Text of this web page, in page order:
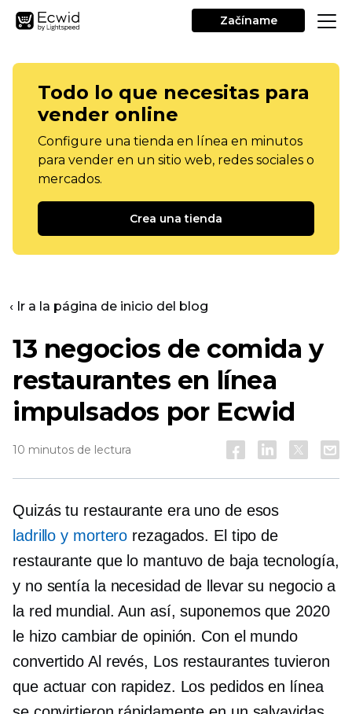
Začíname
Todo lo que necesitas para
vender online
Configure una tienda en línea en minutos
para vender en un sitio web, redes sociales o
mercados.
Crea una tienda
‹ Ir a la página de inicio del blog
13 negocios de comida y
restaurantes en línea
impulsados ​​por Ecwid
10 minutos de lectura
Quizás tu restaurante era uno de esos
ladrillo y mortero rezagados. El tipo de
restaurante que lo mantuvode baja tecnología,
y no sentía la necesidad de llevar su negocio a
la red mundial. Aun así, suponemos que 2020
le hizo cambiar de opinión. Con el mundo
convertido Al revés, Los restaurantes tuvieron
que actuar con rapidez. Los pedidos en línea